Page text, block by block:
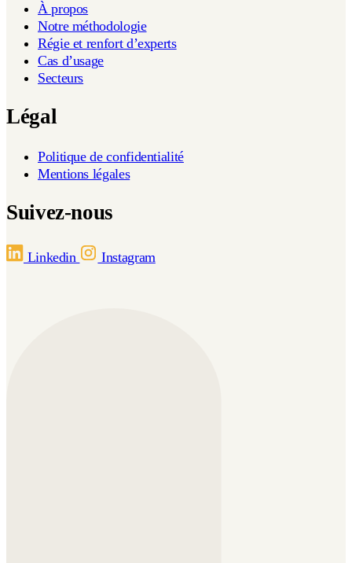
À propos
Notre méthodologie
Régie et renfort d’experts
Cas d’usage
Secteurs
Légal
Politique de confidentialité
Mentions légales
Suivez-nous
Linkedin Instagram